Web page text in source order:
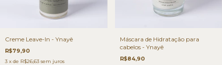
Creme Leave-In - Ynayê
R$79,90
3 x de R$26,63 sem juros
Máscara de Hidratação para
cabelos - Ynayê
R$84,90